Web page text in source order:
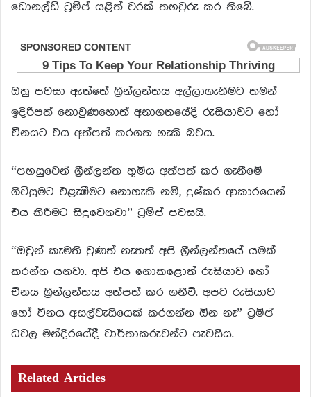
ඩොනල්ඩ් ට්‍රම්ප් යළිත් වරක් තහවුරු කර තිබේ.
ඔහු පවසා ඇත්තේ ග්‍රීන්ලන්තය අල්ලාගැනීමට තමන්
ඉදිරිපත් නොවුණහොත් අනාගතයේදී රුසියාවට හෝ
චීනයට එය අත්පත් කරගත හැකි බවය.
“පහසුවෙන් ග්‍රීන්ලන්ත භූමිය අත්පත් කර ගැනීමේ
ගිවිසුමට එළැඹීමට නොහැකි නම්, දුෂ්කර ආකාරයෙන්
එය කිරීමට සිදුවෙනවා” ට්‍රම්ප් පවසයි.
“ඔවුන් කැමති වුණත් නැතත් අපි ග්‍රීන්ලන්තයේ යමක්
කරන්න යනවා. අපි එය නොකළොත් රුසියාව හෝ
චීනය ග්‍රීන්ලන්තය අත්පත් කර ගනීවි. අපට රුසියාව
හෝ චීනය අසල්වැසියෙක් කරගන්න ඕන නෑ” ට්‍රම්ප්
ධවල මන්දිරයේදී වාර්තාකරුවන්ට පැවසීය.
Related Articles